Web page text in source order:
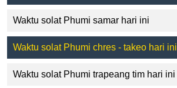
Waktu solat Phumi samar hari ini
Waktu solat Phumi chres - takeo hari ini
Waktu solat Phumi trapeang tim hari ini